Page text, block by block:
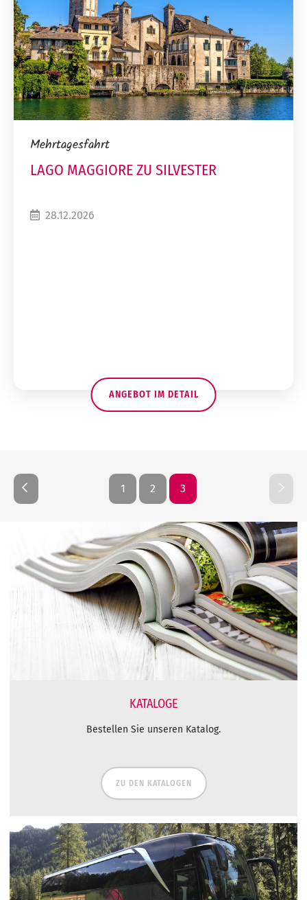
Mehrtagesfahrt
LAGO MAGGIORE ZU SILVESTER
28.12.2026
ANGEBOT IM DETAIL
1 2 3
KATALOGE
Bestellen Sie unseren Katalog.
ZU DEN KATALOGEN